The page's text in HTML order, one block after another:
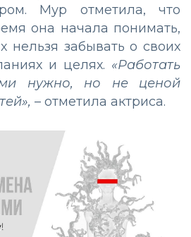
Мур отметила, что
она начала понимать,
нельзя забывать о своих
и целях. «Работать
нужно, но не ценой
– отметила актриса.